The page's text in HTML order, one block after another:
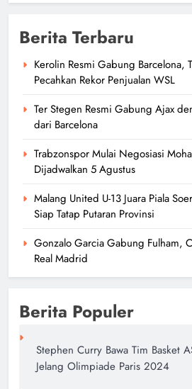
Berita Terbaru
Kerolin Resmi Gabung Barcelona,
Pecahkan Rekor Penjualan WSL
Ter Stegen Resmi Gabung Ajax
dari Barcelona
Trabzonspor Mulai Negosiasi
Dijadwalkan 5 Agustus
Malang United U-13 Juara Piala
Siap Tatap Putaran Provinsi
Gonzalo Garcia Gabung Fulham,
Real Madrid
Berita Populer
Stephen Curry Bawa Tim Basket
Jelang Olimpiade Paris 2024